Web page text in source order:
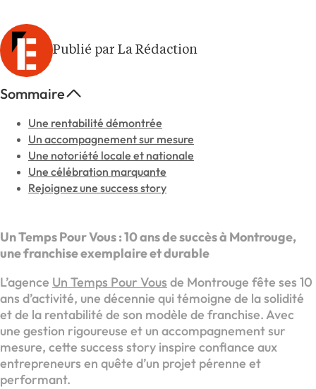
Publié par La Rédaction
Sommaire
Une rentabilité démontrée
Un accompagnement sur mesure
Une notoriété locale et nationale
Une célébration marquante
Rejoignez une success story
Un Temps Pour Vous : 10 ans de succès à Montrouge,
une franchise exemplaire et durable
L’agence Un Temps Pour Vous de Montrouge fête ses 10
ans d’activité, une décennie qui témoigne de la solidité
et de la rentabilité de son modèle de franchise. Avec
une gestion rigoureuse et un accompagnement sur
mesure, cette success story inspire confiance aux
entrepreneurs en quête d’un projet pérenne et
performant.